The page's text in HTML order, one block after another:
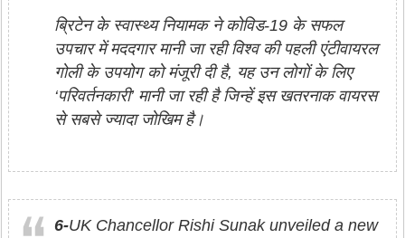
ब्रिटेन के स्वास्थ्य नियामक ने कोविड-19 के सफल
उपचार में मददगार मानी जा रही विश्व की पहली एंटीवायरल
गोली के उपयोग को मंजूरी दी है, यह उन लोगों के लिए
‘परिवर्तनकारी’ मानी जा रही है जिन्हें इस खतरनाक वायरस
से सबसे ज्यादा जोखिम है।
6-UK Chancellor Rishi Sunak unveiled a new